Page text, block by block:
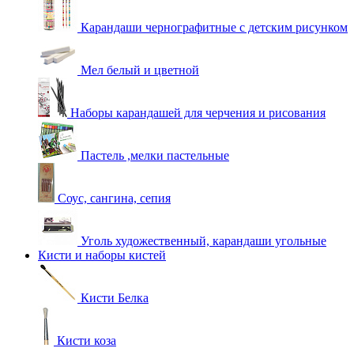
Карандаши чернографитные с детским рисунком
Мел белый и цветной
Наборы карандашей для черчения и рисования
Пастель ,мелки пастельные
Соус, сангина, сепия
Уголь художественный, карандаши угольные
Кисти и наборы кистей
Кисти Белка
Кисти коза